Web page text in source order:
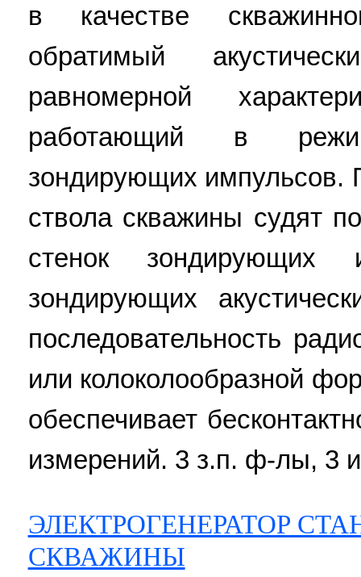
в качестве
обратимый
равномерной
работающий в
зондирующих импульсов.
ствола скважины судят
стенок зондирующих
зондирующих
последовательность
или колоколообразной
обеспечивает
измерений. 3 з.п. ф-лы, 3
ЭЛЕКТРОГЕНЕРАТОР
СКВАЖИНЫ